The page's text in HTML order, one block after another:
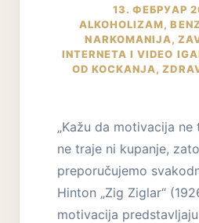
13. ФЕБРУАР
ALKOHOLIZAM,
NARKOMANIJA,
INTERNETA I VIDEO
OD KOCKANJA,
„Kažu da motivacija ne
ne traje ni kupanje,
preporučujemo
Hinton „Zig Ziglar“
motivacija